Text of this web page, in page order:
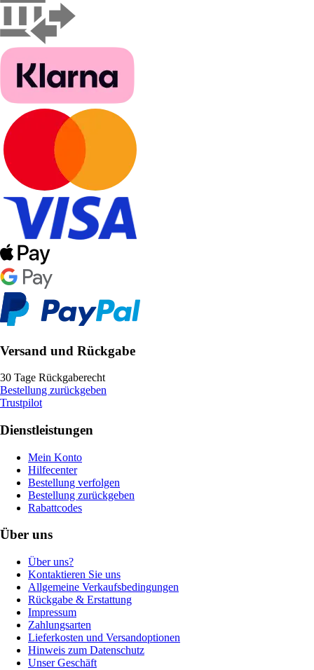
Versand und Rückgabe
30 Tage Rückgaberecht
Bestellung zurückgeben
Trustpilot
Dienstleistungen
Mein Konto
Hilfecenter
Bestellung verfolgen
Bestellung zurückgeben
Rabattcodes
Über uns
Über uns?
Kontaktieren Sie uns
Allgemeine Verkaufsbedingungen
Rückgabe & Erstattung
Impressum
Zahlungsarten
Lieferkosten und Versandoptionen
Hinweis zum Datenschutz
Unser Geschäft